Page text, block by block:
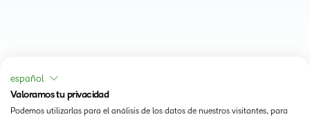
español
Valoramos tu privacidad
Podemos utilizarlas para el análisis de los datos de nuestros visitantes, para